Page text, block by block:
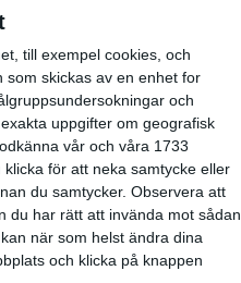
till exempel cookies, och
som skickas av en enhet for
och
uppgifter om geografisk
vår och våra 1733
för att neka samtycke eller
du samtycker. Observera att
du har rätt att invända mot sådan
när som helst ändra dina
och klicka på knappen